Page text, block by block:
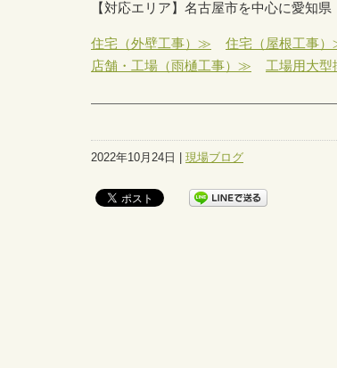
【対応エリア】名古屋市を中心に愛知
住宅（外壁工事）≫ 住宅（屋根工事
店舗・工場（雨樋工事）≫
工場用大
2022年10月24日 | 現場ブログ